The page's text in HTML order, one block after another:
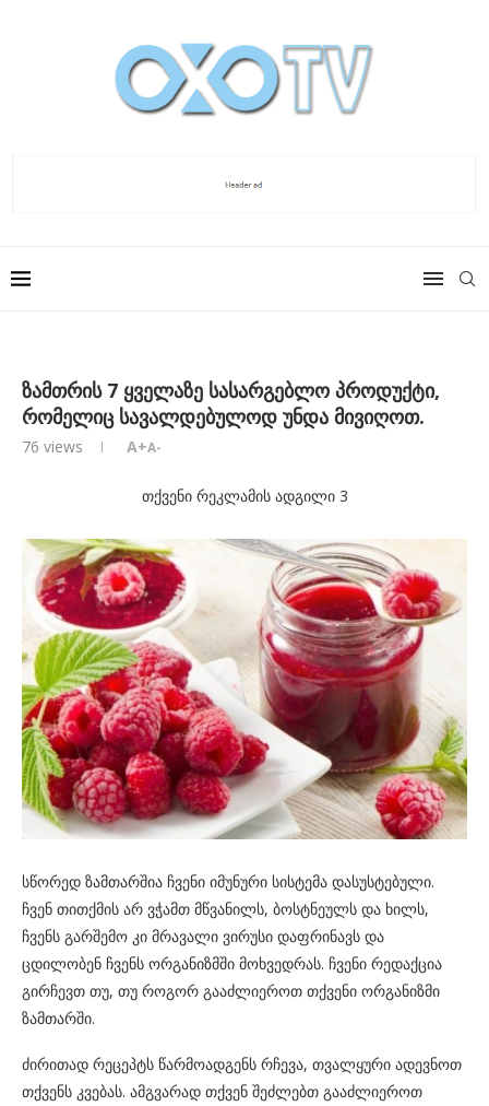
ზამთრის 7 ყველაზე სასარგებლო პროდუქტი,
რომელიც სავალდებულოდ უნდა მივიღოთ.
76 views A+A-
თქვენი რეკლამის ადგილი 3
სწორედ ზამთარშია ჩვენი იმუნური სისტემა დასუსტებული.
ჩვენ თითქმის არ ვჭამთ მწვანილს, ბოსტნეულს და ხილს,
ჩვენს გარშემო კი მრავალი ვირუსი დაფრინავს და
ცდილობენ ჩვენს ორგანიზმში მოხვედრას. ჩვენი რედაქცია
გირჩევთ თუ, თუ როგორ გააძლიეროთ თქვენი ორგანიზმი
ზამთარში.
ძირითად რეცეპტს წარმოადგენს რჩევა, თვალყური ადევნოთ
თქვენს კვებას. ამგვარად თქვენ შეძლებთ გააძლიეროთ